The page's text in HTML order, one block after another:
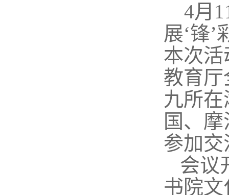
4月
展‘锋
本次
教育
九所
国、
参加
会议
书院